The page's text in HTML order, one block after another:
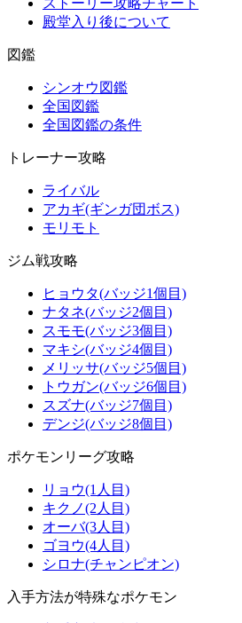
ストーリー攻略チャート
殿堂入り後について
図鑑
シンオウ図鑑
全国図鑑
全国図鑑の条件
トレーナー攻略
ライバル
アカギ(ギンガ団ボス)
モリモト
ジム戦攻略
ヒョウタ(バッジ1個目)
ナタネ(バッジ2個目)
スモモ(バッジ3個目)
マキシ(バッジ4個目)
メリッサ(バッジ5個目)
トウガン(バッジ6個目)
スズナ(バッジ7個目)
デンジ(バッジ8個目)
ポケモンリーグ攻略
リョウ(1人目)
キクノ(2人目)
オーバ(3人目)
ゴヨウ(4人目)
シロナ(チャンピオン)
入手方法が特殊なポケモン